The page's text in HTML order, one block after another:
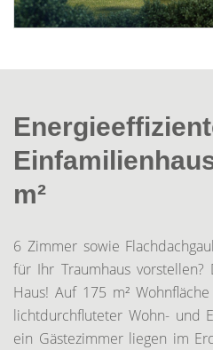
m²
6 Zimmer sowie
für Ihr Traumhaus
Haus! Auf 175 m²
lichtdurchfluteter Wohn- und
ein Gästezimmer liegen im